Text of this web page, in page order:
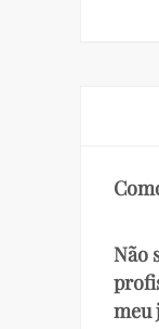
Não
meu